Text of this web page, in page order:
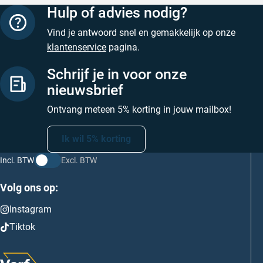
Hulp of advies nodig?
Vind je antwoord snel en gemakkelijk op onze
klantenservice pagina.
Schrijf je in voor onze
nieuwsbrief
Ontvang meteen 5% korting in jouw mailbox!
Ik wil 5% korting
Incl. BTW Excl. BTW
Volg ons op:
Instagram
Tiktok